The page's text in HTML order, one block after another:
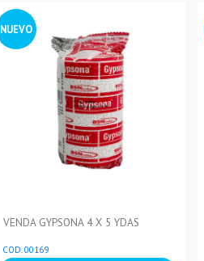
NUEVO
VENDA GYPSONA 4 X 5 YDAS
COD. 00169